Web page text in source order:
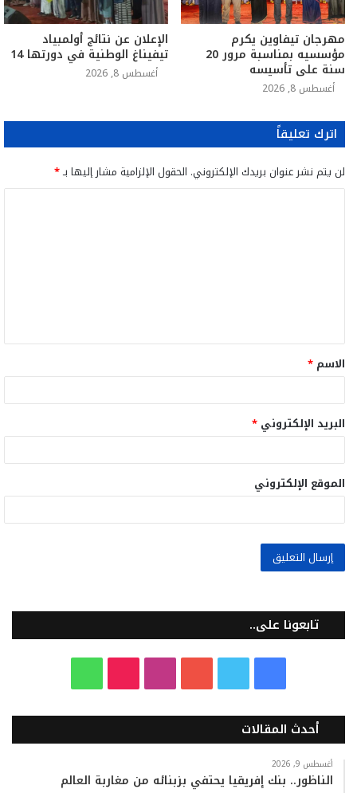
مهرجان تيفاوين يكرم
مؤسسيه بمناسبة مرور 20
سنة على تأسيسه
أغسطس 8, 2026
الإعلان عن نتائج أولمبياد
تيفيناغ الوطنية في دورتها 14
أغسطس 8, 2026
اترك تعليقاً
لن يتم نشر عنوان بريدك الإلكتروني. الحقول الإلزامية مشار إليها بـ*
ق
*
الاسم *
البريد الإلكتروني *
الموقع الإلكتروني
تابعونا على..
س
ب
ي
ت
س
k
T
ت
س
أحدث المقالات
أغسطس 9, 2026
الناظور.. بنك إفريقيا يحتفي بزبنائه من مغاربة العالم